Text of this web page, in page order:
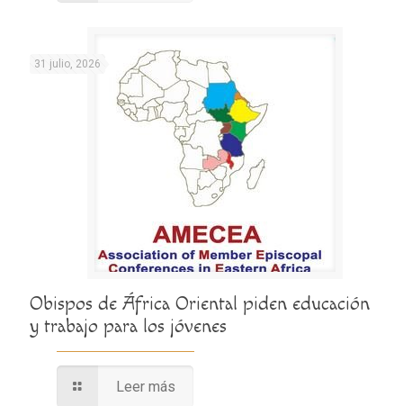
31 julio, 2026
Obispos de África Oriental piden educación
y trabajo para los jóvenes
Leer más